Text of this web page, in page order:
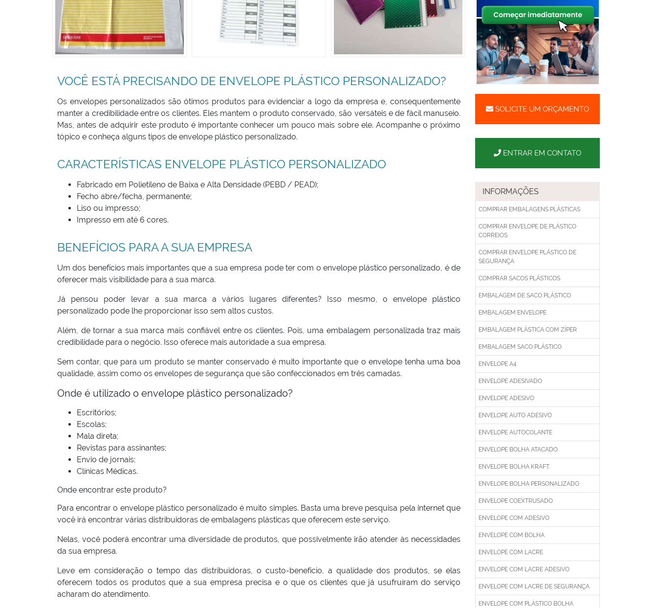
VOCÊ ESTÁ PRECISANDO DE ENVELOPE PLÁSTICO PERSONALIZADO?
Os envelopes personalizados são ótimos produtos para evidenciar a logo da empresa e, consequentemente
manter a credibilidade entre os clientes. Eles mantem o produto conservado, são versáteis e de fácil manuseio.
Mas, antes de adquirir este produto é importante conhecer um pouco mais sobre ele. Acompanhe o próximo
tópico e conheça alguns tipos de envelope plástico personalizado.
CARACTERÍSTICAS ENVELOPE PLÁSTICO PERSONALIZADO
Fabricado em Polietileno de Baixa e Alta Densidade (PEBD / PEAD);
Fecho abre/fecha, permanente;
Liso ou impresso;
Impresso em até 6 cores.
BENEFÍCIOS PARA A SUA EMPRESA
Um dos benefícios mais importantes que a sua empresa pode ter com o envelope plástico personalizado, é de
oferecer mais visibilidade para a sua marca.
Já pensou poder levar a sua marca a vários lugares diferentes? Isso mesmo, o envelope plástico
personalizado pode lhe proporcionar isso sem altos custos.
Além, de tornar a sua marca mais confiável entre os clientes. Pois, uma embalagem personalizada traz mais
credibilidade para o negócio. Isso oferece mais autoridade a sua empresa.
Sem contar, que para um produto se manter conservado é muito importante que o envelope tenha uma boa
qualidade, assim como os envelopes de segurança que são confeccionados em três camadas.
Onde é utilizado o envelope plástico personalizado?
Escritórios;
Escolas;
Mala direta;
Revistas para assinantes;
Envio de jornais;
Clínicas Médicas.
Onde encontrar este produto?
Para encontrar o envelope plástico personalizado é muito simples. Basta uma breve pesquisa pela internet que
você irá encontrar várias distribuidoras de embalagens plásticas que oferecem este serviço.
Nelas, você poderá encontrar uma diversidade de produtos, que possivelmente irão atender às necessidades
da sua empresa.
Leve em consideração o tempo das distribuidoras, o custo-benefício, a qualidade dos produtos, se elas
oferecem todos os produtos que a sua empresa precisa e o que os clientes que já usufruíram do serviço
acharam do atendimento.
SOLICITE UM ORÇAMENTO
ENTRAR EM CONTATO
INFORMAÇÕES
COMPRAR EMBALAGENS PLÁSTICAS
COMPRAR ENVELOPE DE PLÁSTICO
CORREIOS
COMPRAR ENVELOPE PLÁSTICO DE
SEGURANÇA
COMPRAR SACOS PLÁSTICOS
EMBALAGEM DE SACO PLÁSTICO
EMBALAGEM ENVELOPE
EMBALAGEM PLÁSTICA COM ZÍPER
EMBALAGEM SACO PLÁSTICO
ENVELOPE A4
ENVELOPE ADESIVADO
ENVELOPE ADESIVO
ENVELOPE AUTO ADESIVO
ENVELOPE AUTOCOLANTE
ENVELOPE BOLHA ATACADO
ENVELOPE BOLHA KRAFT
ENVELOPE BOLHA PERSONALIZADO
ENVELOPE COEXTRUSADO
ENVELOPE COM ADESIVO
ENVELOPE COM BOLHA
ENVELOPE COM LACRE
ENVELOPE COM LACRE ADESIVO
ENVELOPE COM LACRE DE SEGURANÇA
ENVELOPE COM PLÁSTICO BOLHA